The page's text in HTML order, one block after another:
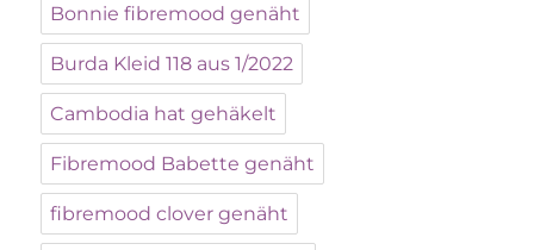
Bonnie fibremood genäht
Burda Kleid 118 aus 1/2022
Cambodia hat gehäkelt
Fibremood Babette genäht
fibremood clover genäht